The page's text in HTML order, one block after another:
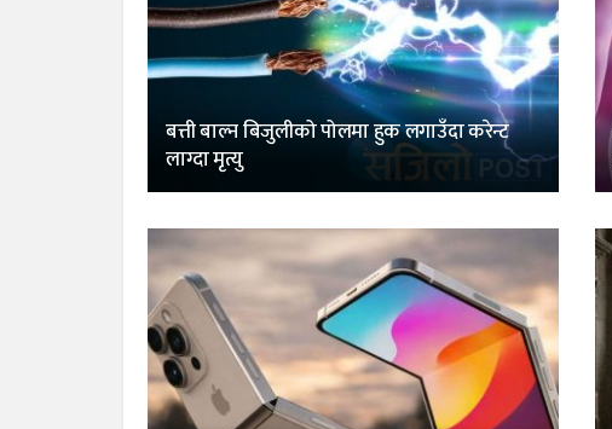
बत्ती बाल्न बिजुलीको पोलमा हुक लगाउँदा करेन्ट
लाग्दा मृत्यु